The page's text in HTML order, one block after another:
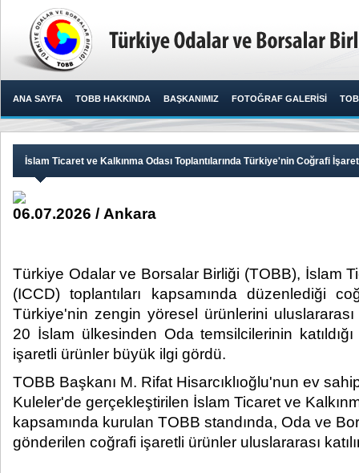
ANA SAYFA TOBB HAKKINDA BAŞKANIMIZ FOTOĞRAF GALERİSİ
İslam Ticaret ve Kalkınma Odası Toplantılarında Türkiye'nin Coğrafi
06.07.2026 / Ankara
Türkiye Odalar ve Borsalar Birliği (TOBB), İslam
(ICCD) toplantıları kapsamında düzenlediği
Türkiye'nin zengin yöresel ürünlerini uluslararası
20 İslam ülkesinden Oda temsilcilerinin
işaretli ürünler büyük ilgi gördü.​
TOBB Başkanı M. Rifat Hisarcıklıoğlu'nun ev
Kuleler'de gerçekleştirilen İslam Ticaret ve
kapsamında kurulan TOBB standında, Oda ve
gönderilen coğrafi işaretli ürünler uluslararası